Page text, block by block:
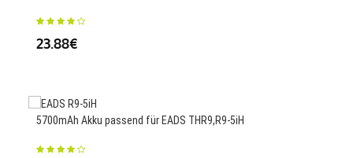
23.88€
5700mAh Akku passend für EADS THR9,R9-5iH